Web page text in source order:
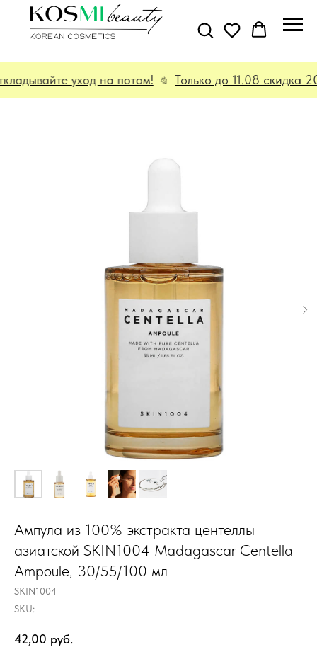
уход на потом! Только до 11.08 скидка
Ампула из 100% экстракта центеллы
азиатской SKIN1004 Madagascar Centella
Ampoule, 30/55/100 мл
SKIN1004
SKU:
42,00 руб.